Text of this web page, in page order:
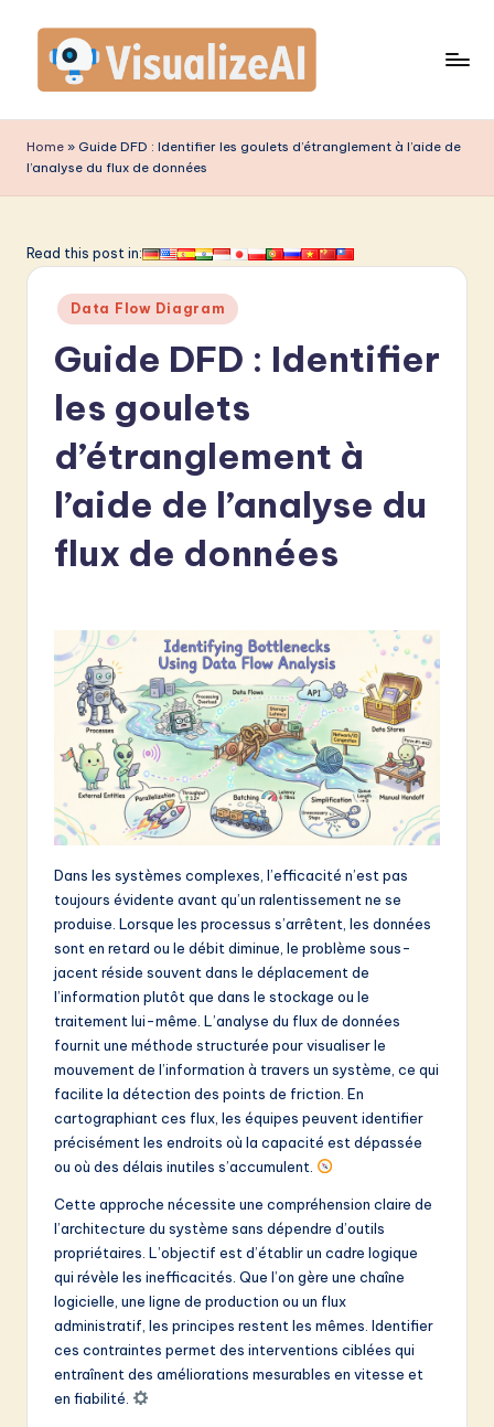
content
is
u
li
A
L
in
A
&
w
Home » Guide DFD : Identifier les goulets d’étranglement à l’aide de
l’analyse du flux de données
Read this post in:
Posted
in
Data Flow Diagram
Guide DFD : Identifier
les goulets
d’étranglement à
l’aide de l’analyse du
flux de données
Dans les systèmes complexes, l’efficacité n’est pas
toujours évidente avant qu’un ralentissement ne se
produise. Lorsque les processus s’arrêtent, les données
sont en retard ou le débit diminue, le problème sous-
jacent réside souvent dans le déplacement de
l’information plutôt que dans le stockage ou le
traitement lui-même. L’analyse du flux de données
fournit une méthode structurée pour visualiser le
mouvement de l’information à travers un système, ce qui
facilite la détection des points de friction. En
cartographiant ces flux, les équipes peuvent identifier
précisément les endroits où la capacité est dépassée
ou où des délais inutiles s’accumulent.
Cette approche nécessite une compréhension claire de
l’architecture du système sans dépendre d’outils
propriétaires. L’objectif est d’établir un cadre logique
qui révèle les inefficacités. Que l’on gère une chaîne
logicielle, une ligne de production ou un flux
administratif, les principes restent les mêmes. Identifier
ces contraintes permet des interventions ciblées qui
entraînent des améliorations mesurables en vitesse et
en fiabilité.